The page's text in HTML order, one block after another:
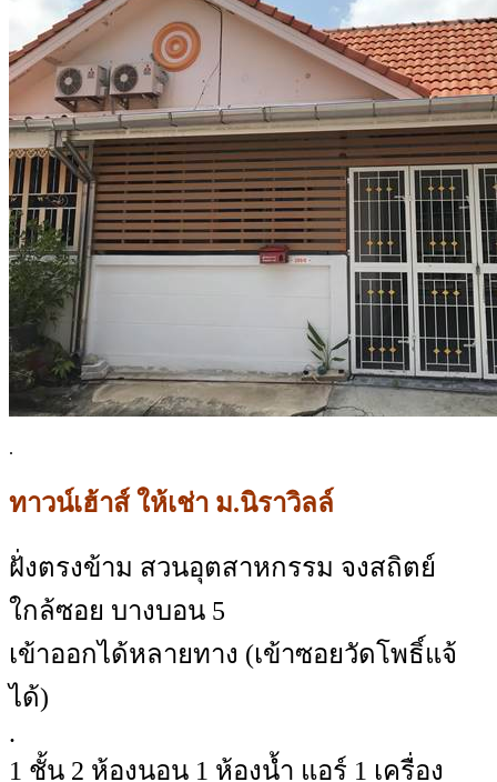
.
ทาวน์เฮ้าส์ ให้เช่า ม.นิราวิลล์
ฝั่งตรงข้าม สวนอุตสาหกรรม จงสถิตย์
ใกล้ซอย บางบอน 5
เข้าออกได้หลายทาง (เข้าซอยวัดโพธิ์แจ้
ได้)
.
1 ชั้น 2 ห้องนอน 1 ห้องน้ำ แอร์ 1 เครื่อง